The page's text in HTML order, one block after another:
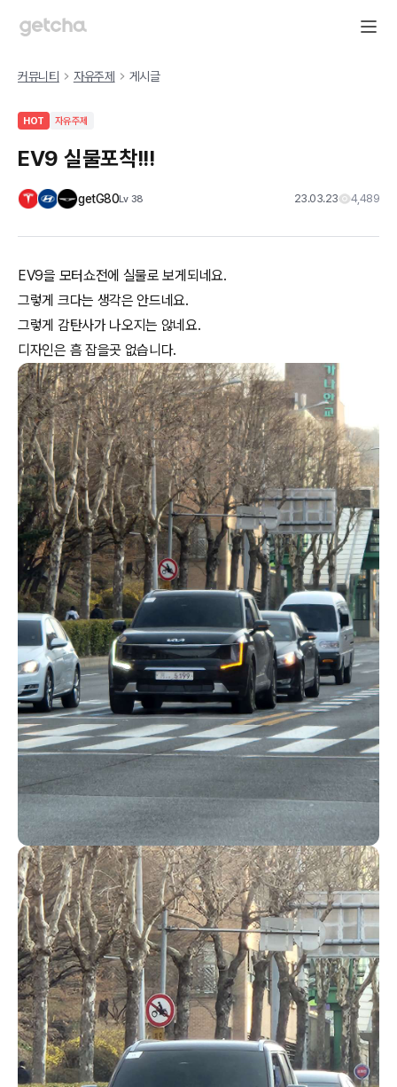
커뮤니티 자유주제 게시글
HOT 자유주제
EV9 실물포착!!!
getG80Lv 38 23.03.23 4,489
EV9을 모터쇼전에 실물로 보게되네요.
그렇게 크다는 생각은 안드네요.
그렇게 감탄사가 나오지는 않네요.
디자인은 흠 잡을곳 없습니다.